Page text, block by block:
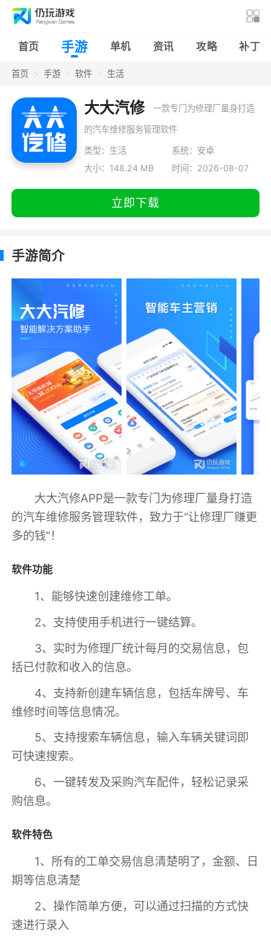
首页 手游 单机 资讯 攻略 补丁
首页 手游 软件 生活
大大汽修 一款专门为修理厂量身打造
的汽车维修服务管理软件
类型：生活
系统：安卓
大小：148.24 MB
时间：2026-08-07
立即下载
手游简介
大大汽修APP是一款专门为修理厂量身打造
的汽车维修服务管理软件，致力于“让修理厂赚更
多的钱”！
软件功能
1、能够快速创建维修工单。
2、支持使用手机进行一键结算。
3、实时为修理厂统计每月的交易信息，包
括已付款和收入的信息。
4、支持新创建车辆信息，包括车牌号、车
维修时间等信息情况。
5、支持搜索车辆信息，输入车辆关键词即
可快速搜索。
6、一键转发及采购汽车配件，轻松记录采
购信息。
软件特色
1、所有的工单交易信息清楚明了，金额、日
期等信息清楚
2、操作简单方便，可以通过扫描的方式快
速进行录入